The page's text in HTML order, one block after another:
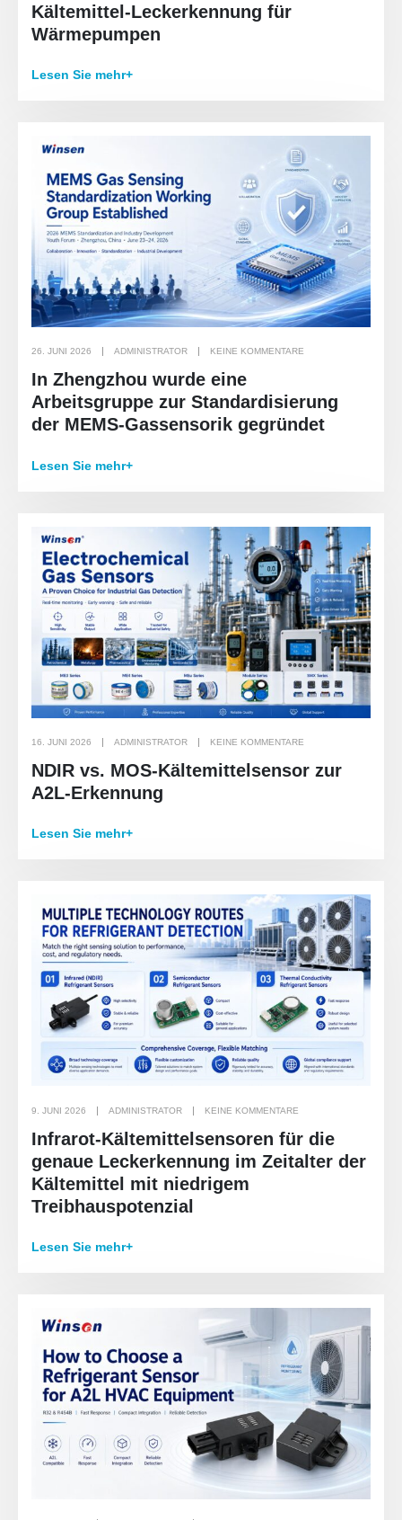
Kältemittel-Leckerkennung für
Wärmepumpen
Lesen Sie mehr+
26. JUNI 2026 ADMINISTRATOR KEINE KOMMENTARE
In Zhengzhou wurde eine
Arbeitsgruppe zur Standardisierung
der MEMS-Gassensorik gegründet
Lesen Sie mehr+
16. JUNI 2026 ADMINISTRATOR KEINE KOMMENTARE
NDIR vs. MOS-Kältemittelsensor zur
A2L-Erkennung
Lesen Sie mehr+
9. JUNI 2026 ADMINISTRATOR KEINE KOMMENTARE
Infrarot-Kältemittelsensoren für die
genaue Leckerkennung im Zeitalter der
Kältemittel mit niedrigem
Treibhauspotenzial
Lesen Sie mehr+